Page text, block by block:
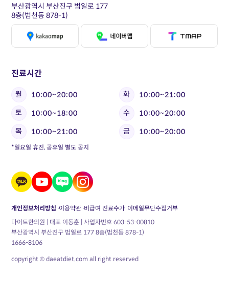
진료시간
월 10:00~20:00 화
10:00~21:00
토
10:00~18:00 수
10:00~20:00
목
10:00~21:00 금 10:00~20:00
*일요일 휴진, 공휴일 별도 공지
부산광역시 부산진구 범일로 177
8층(범천동 878-1)
개인정보처리방침 이용약관 비급여 진료수가 이메일무단수집거부
다이트한의원 | 대표 이동훈 | 사업자번호 603-53-00810
부산광역시 부산진구 범일로 177 8층(범천동 878-1)
1666-8106
copyright © daeatdiet.com all right reserved